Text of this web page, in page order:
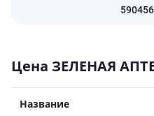
Цена ЗЕЛЕНАЯ
Название